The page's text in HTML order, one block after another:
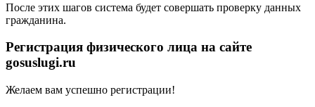
После этих шагов система будет совершать проверку данных
гражданина.
Регистрация физического лица на сайте
gosuslugi.ru
Желаем вам успешно регистрации!